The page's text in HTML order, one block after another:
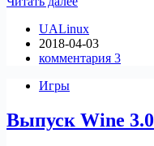
№7
UALinux
2018-04-03
комментария 3
Игры
Выпуск Wine 3.0